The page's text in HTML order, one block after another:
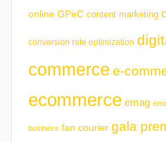
online GPeC content marketing
conversion rate optimization
commerce e-
ecommerce emag
business fan courier gala